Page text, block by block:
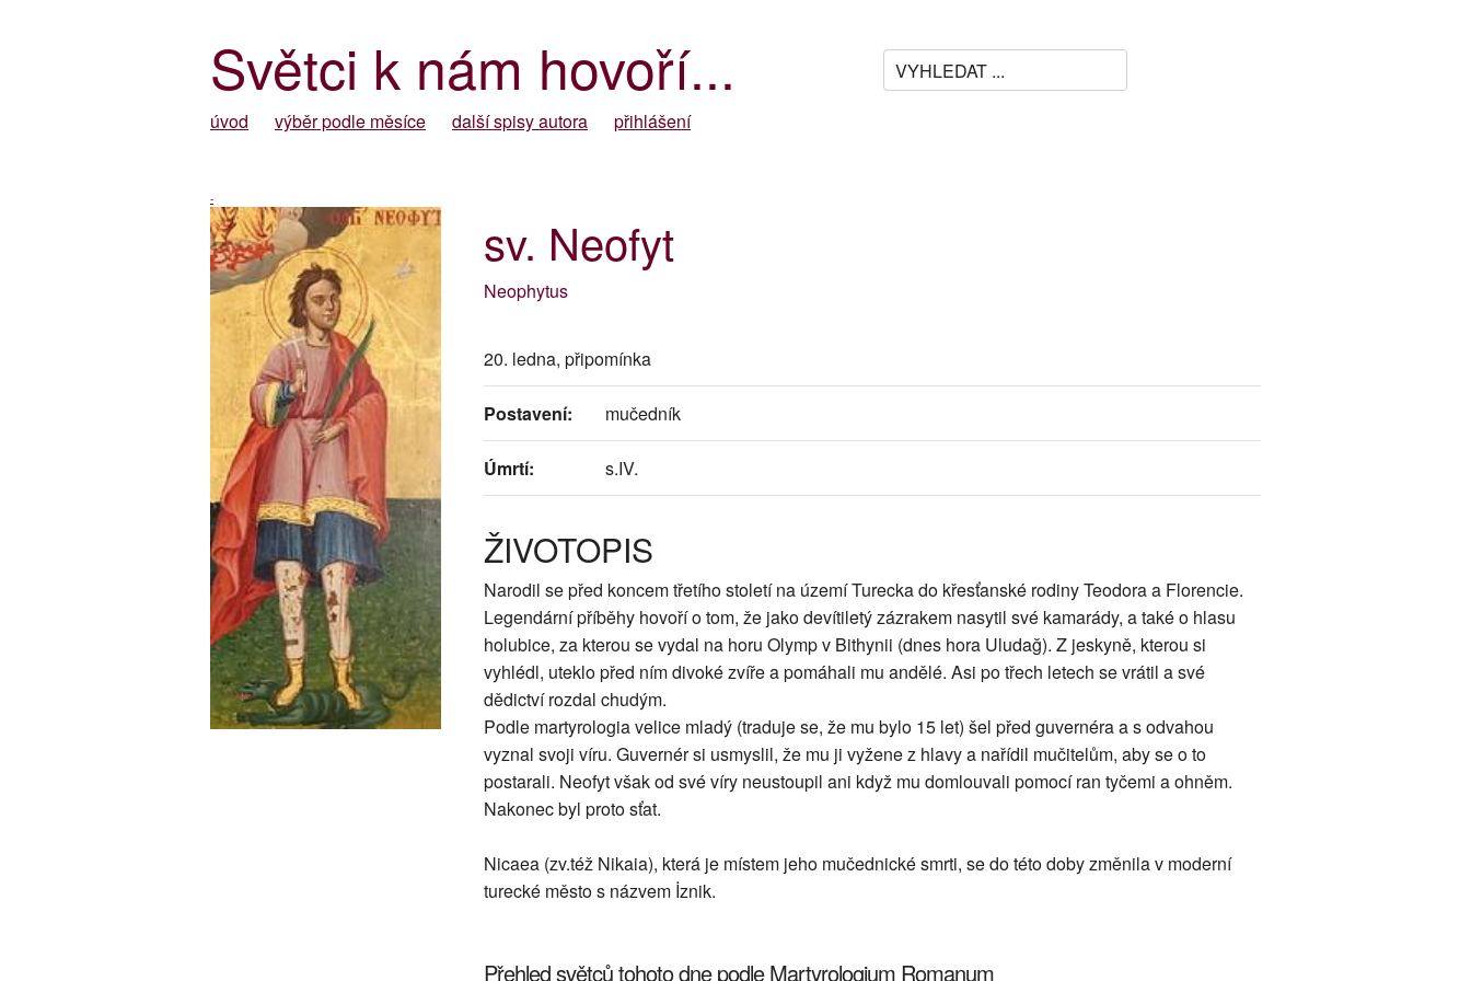
Světci k nám hovoří...
úvod výběr podle měsíce další spisy autora přihlášení
-
sv. Neofyt
Neophytus
20. ledna, připomínka
Postavení: mučedník
Úmrtí: s.IV.
ŽIVOTOPIS
Narodil se před koncem třetího století na území Turecka do křesťanské rodiny Teodora a Florencie.
Legendární příběhy hovoří o tom, že jako devítiletý zázrakem nasytil své kamarády, a také o hlasu
holubice, za kterou se vydal na horu Olymp v Bithynii (dnes hora Uludağ). Z jeskyně, kterou si
vyhlédl, uteklo před ním divoké zvíře a pomáhali mu andělé. Asi po třech letech se vrátil a své
dědictví rozdal chudým.
Podle martyrologia velice mladý (traduje se, že mu bylo 15 let) šel před guvernéra a s odvahou
vyznal svoji víru. Guvernér si usmyslil, že mu ji vyžene z hlavy a nařídil mučitelům, aby se o to
postarali. Neofyt však od své víry neustoupil ani když mu domlouvali pomocí ran tyčemi a ohněm.
Nakonec byl proto sťat.
Nicaea (zv.též Nikaia), která je místem jeho mučednické smrti, se do této doby změnila v moderní
turecké město s názvem İznik.
Přehled světců tohoto dne podle Martyrologium Romanum